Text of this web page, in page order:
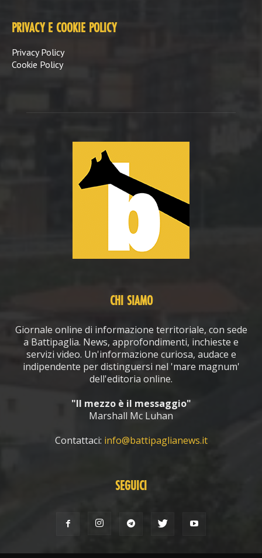
PRIVACY E COOKIE POLICY
Privacy Policy
Cookie Policy
CHI SIAMO
Giornale online di informazione territoriale, con sede
a Battipaglia. News, approfondimenti, inchieste e
servizi video. Un'informazione curiosa, audace e
indipendente per distinguersi nel 'mare magnum'
dell'editoria online.
"Il mezzo è il messaggio"
Marshall Mc Luhan
Contattaci: info@battipaglianews.it
SEGUICI